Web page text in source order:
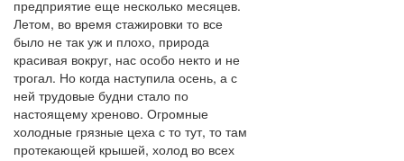
предприятие еще несколько месяцев.
Летом, во время стажировки то все
было не так уж и плохо, природа
красивая вокруг, нас особо некто и не
трогал. Но когда наступила осень, а с
ней трудовые будни стало по
настоящему хреново. Огромные
холодные грязные цеха с то тут, то там
протекающей крышей, холод во всех